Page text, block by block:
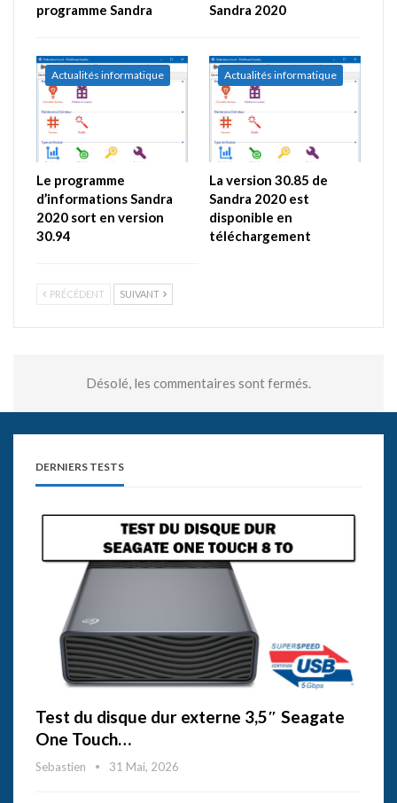
programme Sandra
Sandra 2020
Actualités informatique
Le programme
d’informations Sandra
2020 sort en version
30.94
Actualités informatique
La version 30.85 de
Sandra 2020 est
disponible en
téléchargement
PRÉCÉDENT SUIVANT
Désolé, les commentaires sont fermés.
DERNIERS TESTS
Test du disque dur externe 3,5″ Seagate
One Touch…
Sebastien 31 Mai, 2026